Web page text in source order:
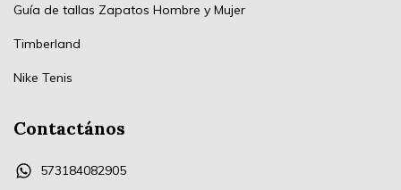
Guía de tallas Zapatos Hombre y Mujer
Timberland
Nike Tenis
Contactános
573184082905